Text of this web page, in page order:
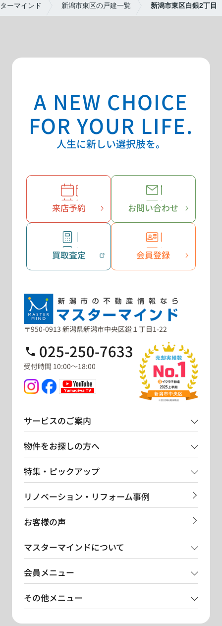
ーマインド 新潟市東区の戸建一覧 新潟市東区白銀2丁目
A NEW CHOICE
FOR YOUR LIFE.
人生に新しい選択肢を。
来店予約 お問い合わせ
買取査定 会員登録
〒950-0913 新潟県新潟市中央区鐙１丁目1-22
025-250-7633
受付時間 10:00～18:00
サービスのご案内
物件をお探しの方へ
特集・ピックアップ
リノベーション・リフォーム事例
お客様の声
マスターマインドについて
会員メニュー
その他メニュー